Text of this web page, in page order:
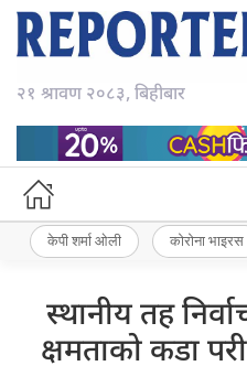
२१ श्रावण २०८३, बिहीबार
केपी शर्मा ओली कोरोना भाइरस
स्थानीय तह
क्षमताको कडा